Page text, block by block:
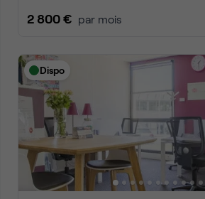
2 800 € par mois
Dispo